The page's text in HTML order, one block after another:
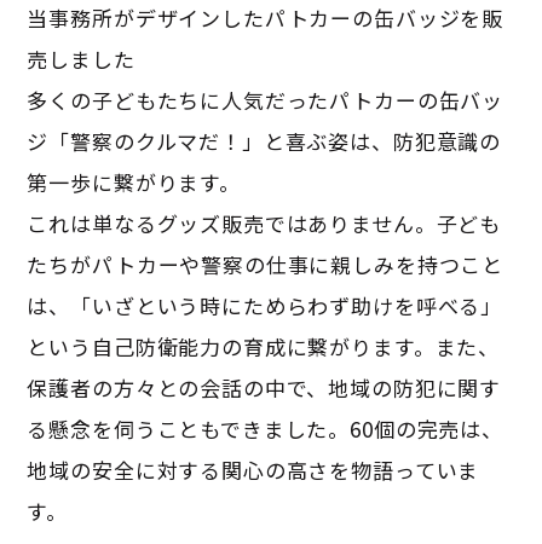
当事務所がデザインしたパトカーの缶バッジを販
売しました
多くの子どもたちに人気だったパトカーの缶バッ
ジ「警察のクルマだ！」と喜ぶ姿は、防犯意識の
第一歩に繋がります。
これは単なるグッズ販売ではありません。子ども
たちがパトカーや警察の仕事に親しみを持つこと
は、「いざという時にためらわず助けを呼べる」
という自己防衛能力の育成に繋がります。また、
保護者の方々との会話の中で、地域の防犯に関す
る懸念を伺うこともできました。60個の完売は、
地域の安全に対する関心の高さを物語っていま
す。